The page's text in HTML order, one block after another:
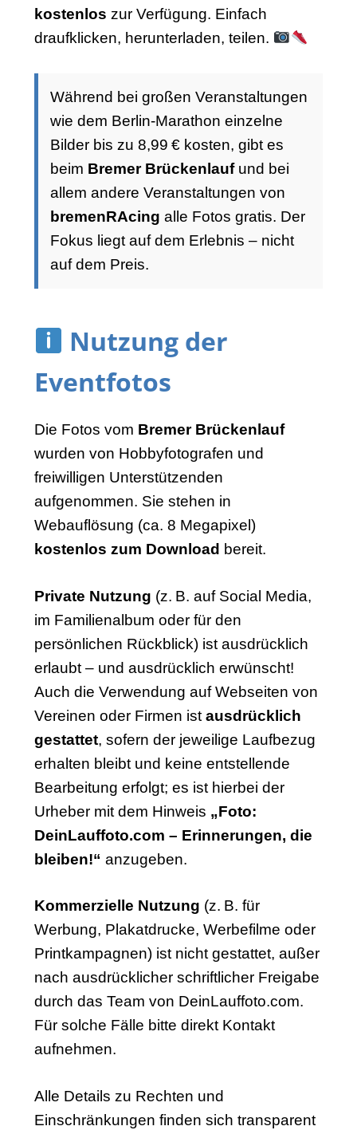
kostenlos zur Verfügung. Einfach
draufklicken, herunterladen, teilen.
Während bei großen Veranstaltungen
wie dem Berlin-Marathon einzelne
Bilder bis zu 8,99 € kosten, gibt es
beim Bremer Brückenlaufund bei
allem andere Veranstaltungen von
bremenRAcing alle Fotos gratis. Der
Fokus liegt auf dem Erlebnis – nicht
auf dem Preis.
Nutzung der
Eventfotos
Die Fotos vom Bremer Brückenlauf
wurden von Hobbyfotografen und
freiwilligen Unterstützenden
aufgenommen. Sie stehen in
Webauflösung (ca. 8 Megapixel)
kostenlos zum Download bereit.
Private Nutzung (z. B. auf Social Media,
im Familienalbum oder für den
persönlichen Rückblick) ist ausdrücklich
erlaubt – und ausdrücklich erwünscht!
Auch die Verwendung auf Webseiten von
Vereinen oder Firmen ist ausdrücklich
gestattet, sofern der jeweilige Laufbezug
erhalten bleibt und keine entstellende
Bearbeitung erfolgt; es ist hierbei der
Urheber mit dem Hinweis „Foto:
DeinLauffoto.com – Erinnerungen, die
bleiben!“ anzugeben.
Kommerzielle Nutzung (z. B. für
Werbung, Plakatdrucke, Werbefilme oder
Printkampagnen) ist nicht gestattet, außer
nach ausdrücklicher schriftlicher Freigabe
durch das Team von DeinLauffoto.com.
Für solche Fälle bitte direkt Kontakt
aufnehmen.
Alle Details zu Rechten und
Einschränkungen finden sich transparent